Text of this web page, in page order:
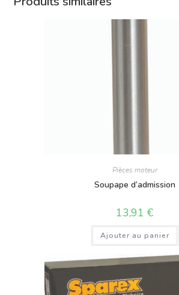
Pièces moteur
Soupape d’admission
13,91 €
Ajouter au panier